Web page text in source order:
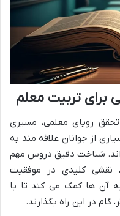
برای تربیت معلم
رویای معلمی، مسیری
از جوانان علاقه مند به
شناخت دقیق دروس مهم
نقشی کلیدی در موفقیت
آن ها کمک می کند تا با
گام در این راه بگذارند.